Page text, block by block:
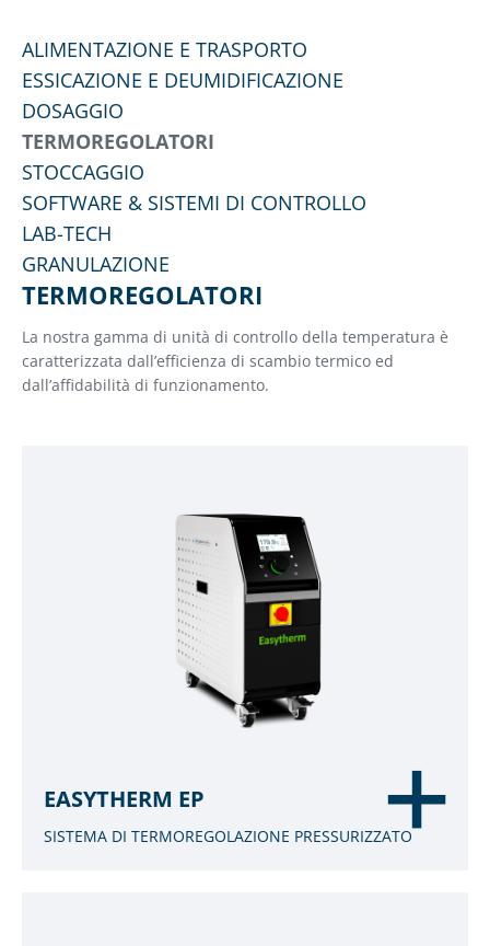
ALIMENTAZIONE E TRASPORTO
ESSICAZIONE E DEUMIDIFICAZIONE
DOSAGGIO
TERMOREGOLATORI
STOCCAGGIO
SOFTWARE & SISTEMI DI CONTROLLO
LAB-TECH
GRANULAZIONE
TERMOREGOLATORI
La nostra gamma di unità di controllo della temperatura è
caratterizzata dall’efficienza di scambio termico ed
dall’affidabilità di funzionamento.
EASYTHERM EP
SISTEMA DI TERMOREGOLAZIONE PRESSURIZZATO